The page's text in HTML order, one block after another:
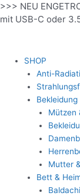
Zum
Inhalt
>>> NEU
mit USB-C oder
SHOP
Anti-
Bekleidung
Mützen
Mutter
Bett &